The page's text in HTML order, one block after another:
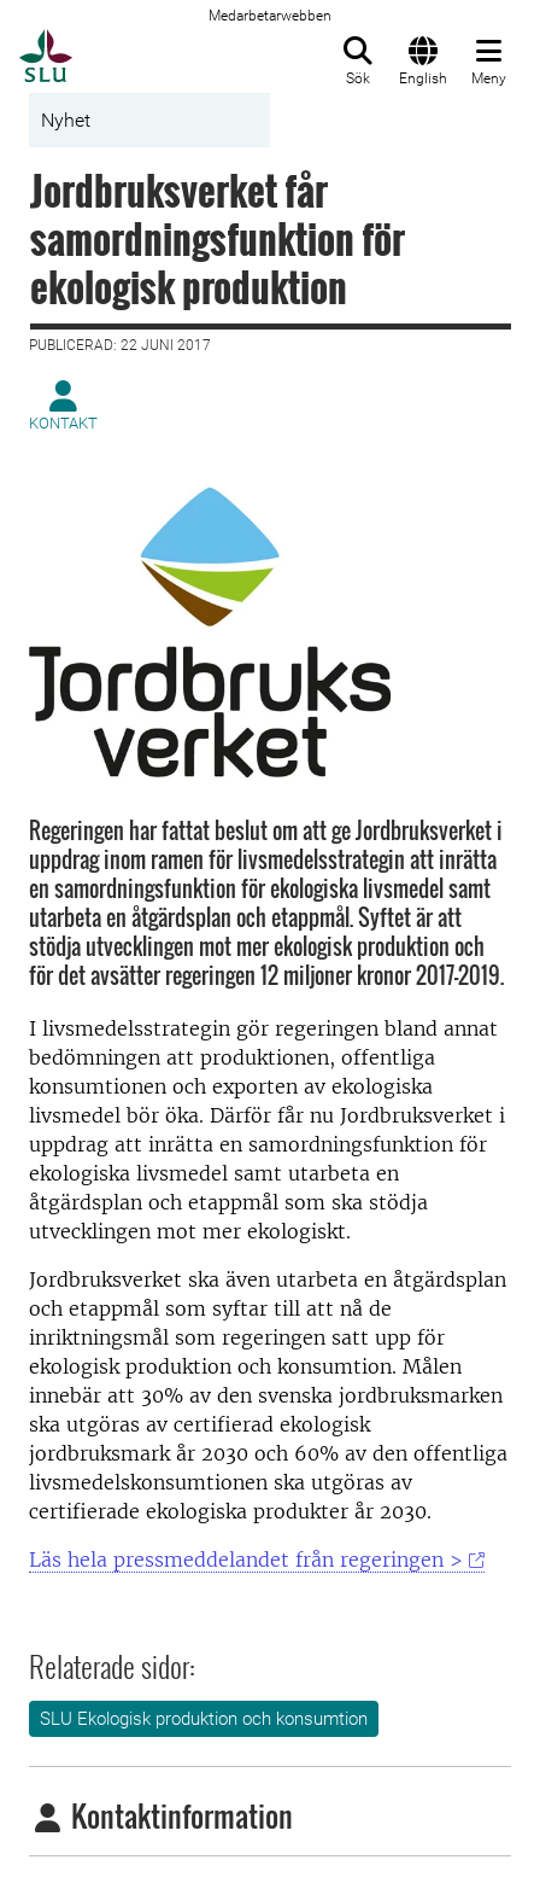
Medarbetarwebben
Sök English Meny
Nyhet
Jordbruksverket får
samordningsfunktion för
ekologisk produktion
PUBLICERAD: 22 JUNI 2017
KONTAKT
Regeringen har fattat beslut om att ge Jordbruksverket i
uppdrag inom ramen för livsmedelsstrategin att inrätta
en samordningsfunktion för ekologiska livsmedel samt
utarbeta en åtgärdsplan och etappmål. Syftet är att
stödja utvecklingen mot mer ekologisk produktion och
för det avsätter regeringen 12 miljoner kronor 2017-2019.
I livsmedelsstrategin gör regeringen bland annat
bedömningen att produktionen, offentliga
konsumtionen och exporten av ekologiska
livsmedel bör öka. Därför får nu Jordbruksverket i
uppdrag att inrätta en samordningsfunktion för
ekologiska livsmedel samt utarbeta en
åtgärdsplan och etappmål som ska stödja
utvecklingen mot mer ekologiskt.
Jordbruksverket ska även utarbeta en åtgärdsplan
och etappmål som syftar till att nå de
inriktningsmål som regeringen satt upp för
ekologisk produktion och konsumtion. Målen
innebär att 30% av den svenska jordbruksmarken
ska utgöras av certifierad ekologisk
jordbruksmark år 2030 och 60% av den offentliga
livsmedelskonsumtionen ska utgöras av
certifierade ekologiska produkter år 2030.
Läs hela pressmeddelandet från regeringen >
Relaterade sidor:
SLU Ekologisk produktion och konsumtion
Kontaktinformation